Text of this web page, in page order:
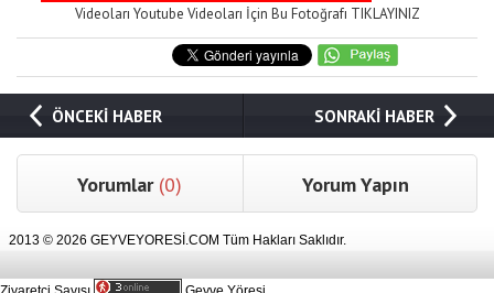
Videoları Youtube Videoları İçin Bu Fotoğrafı TIKLAYINIZ
ÖNCEKİ HABER SONRAKİ HABER
Yorumlar (0) Yorum Yapın
2013 © 2026 GEYVEYORESİ.COM Tüm Hakları Saklıdır.